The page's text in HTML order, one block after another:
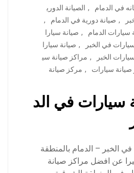
في الدمام , الصيانة الدوري
, صيانة دورية في الدمام
,
سيارات الدمام , صيانة سيارا
في الخبر , صيانة سيارا
الخبر , مراكز صيانة سي
سيارات , مركز صيانة
سيارات في الد
الخبر – الدمام بالمنطقة
عن افضل مراكز صيانة